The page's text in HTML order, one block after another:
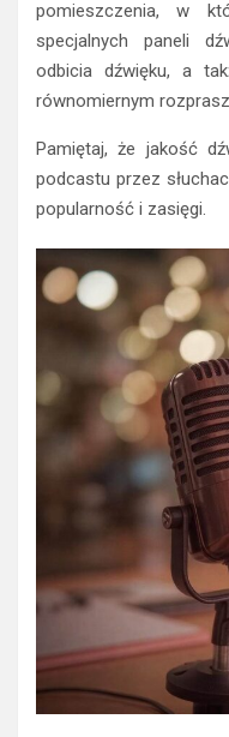
pomieszczenia, w
specjalnych paneli
odbicia dźwięku, a
równomiernym
Pamiętaj, że jakość
podcastu przez
popularność i zasięgi.